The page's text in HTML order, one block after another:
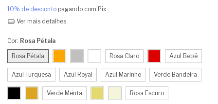
10% de desconto pagando com Pix
Ver mais detalhes
Cor: Rosa Pétala
Rosa Pétala Rosa Claro Azul Bebê
Azul Turquesa Azul Royal Azul Marinho Verde Bandeira
Verde Menta Rosa Escuro